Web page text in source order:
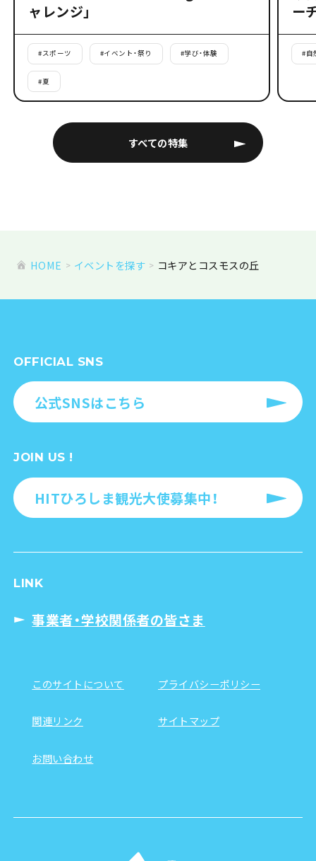
すべての特集
ャレンジ」
#スポーツ #イベント・祭り #学び・体験
#夏
ー
#自
HOME イベントを探す コキアとコスモスの丘
OFFICIAL SNS
公式SNSはこちら
JOIN US !
HITひろしま観光大使募集中！
LINK
事業者・学校関係者の皆さま
このサイトについて プライバシーポリシー
関連リンク サイトマップ
お問い合わせ